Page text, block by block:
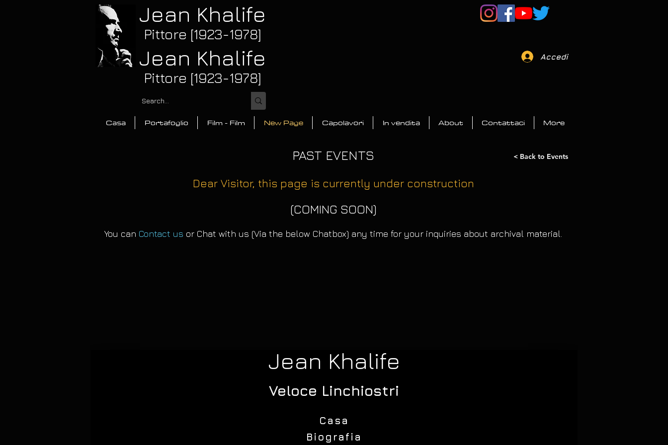
Jean Khalife
Pittore [1923-1978]
Jean Khalife
Pittore [1923-1978]
Accedi
Casa Portafoglio Film - Film New Page Capolavori In vendita About Contattaci More
PAST EVENTS
Dear Visitor, this page is currently under construction
(COMING SOON)
You can Contact us or Chat with us (Via the below Chatbox) any time for your inquiries about archival material
< Back to Events
Jean Khalife
Veloce Linchiostri
Casa
Biografia